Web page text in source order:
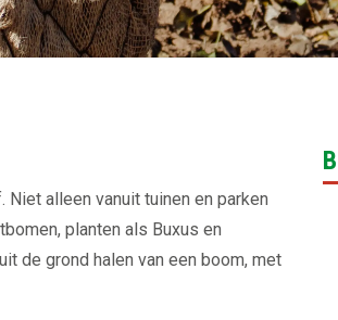
alleen vanuit tuinen en parken
planten als Buxus en
de grond halen van een boom, met